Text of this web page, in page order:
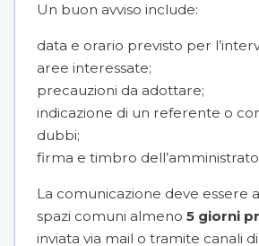
Un buon avviso include:
data e orario previsto per
aree interessate;
precauzioni da adottare;
indicazione di un referente o
dubbi;
firma e timbro
La comunicazione deve essere
spazi comuni almeno 5 giorni
inviata via mail o tramite canali